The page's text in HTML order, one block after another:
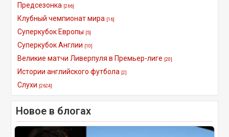
Предсезонка [266]
Клубный чемпионат мира [16]
Суперкубок Европы [5]
Суперкубок Англии [10]
Великие матчи Ливерпуля в Премьер-лиге [20]
Истории английского футбола [2]
Слухи [2624]
Новое в блогах